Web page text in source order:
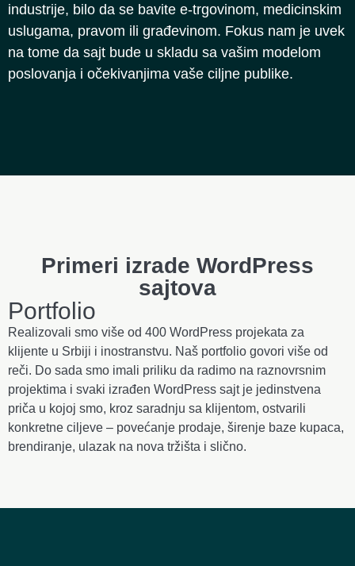
industrije, bilo da se bavite e-trgovinom, medicinskim
uslugama, pravom ili građevinom. Fokus nam je uvek
na tome da sajt bude u skladu sa vašim modelom
poslovanja i očekivanjima vaše ciljne publike.
Primeri izrade WordPress
sajtova
Portfolio
Realizovali smo više od 400 WordPress projekata za
klijente u Srbiji i inostranstvu. Naš portfolio govori više od
reči. Do sada smo imali priliku da radimo na raznovrsnim
projektima i svaki izrađen WordPress sajt je jedinstvena
priča u kojoj smo, kroz saradnju sa klijentom, ostvarili
konkretne ciljeve – povećanje prodaje, širenje baze kupaca,
brendiranje, ulazak na nova tržišta i slično.